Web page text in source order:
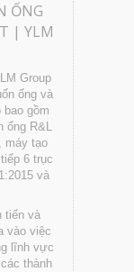
ỐNG
| YLM
Group
ống và
gồm
ống R&L
máy tạo
6 trục
và
tiến và
vào việc
lĩnh vực
thành